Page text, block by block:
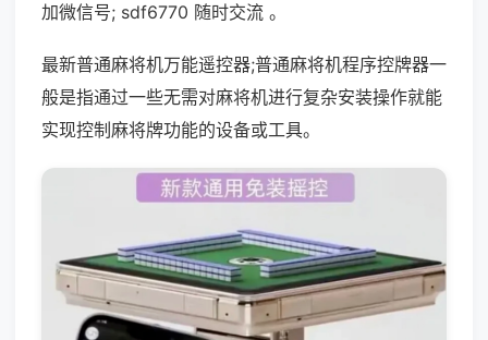
加微信号; sdf6770 随时交流 。
最新普通麻将机万能遥控器;普通麻将机程序控牌器一
般是指通过一些无需对麻将机进行复杂安装操作就能
实现控制麻将牌功能的设备或工具。